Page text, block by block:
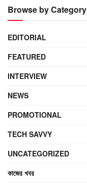
Browse by Category
EDITORIAL
FEATURED
INTERVIEW
NEWS
PROMOTIONAL
TECH SAVVY
UNCATEGORIZED
কাজের খবর